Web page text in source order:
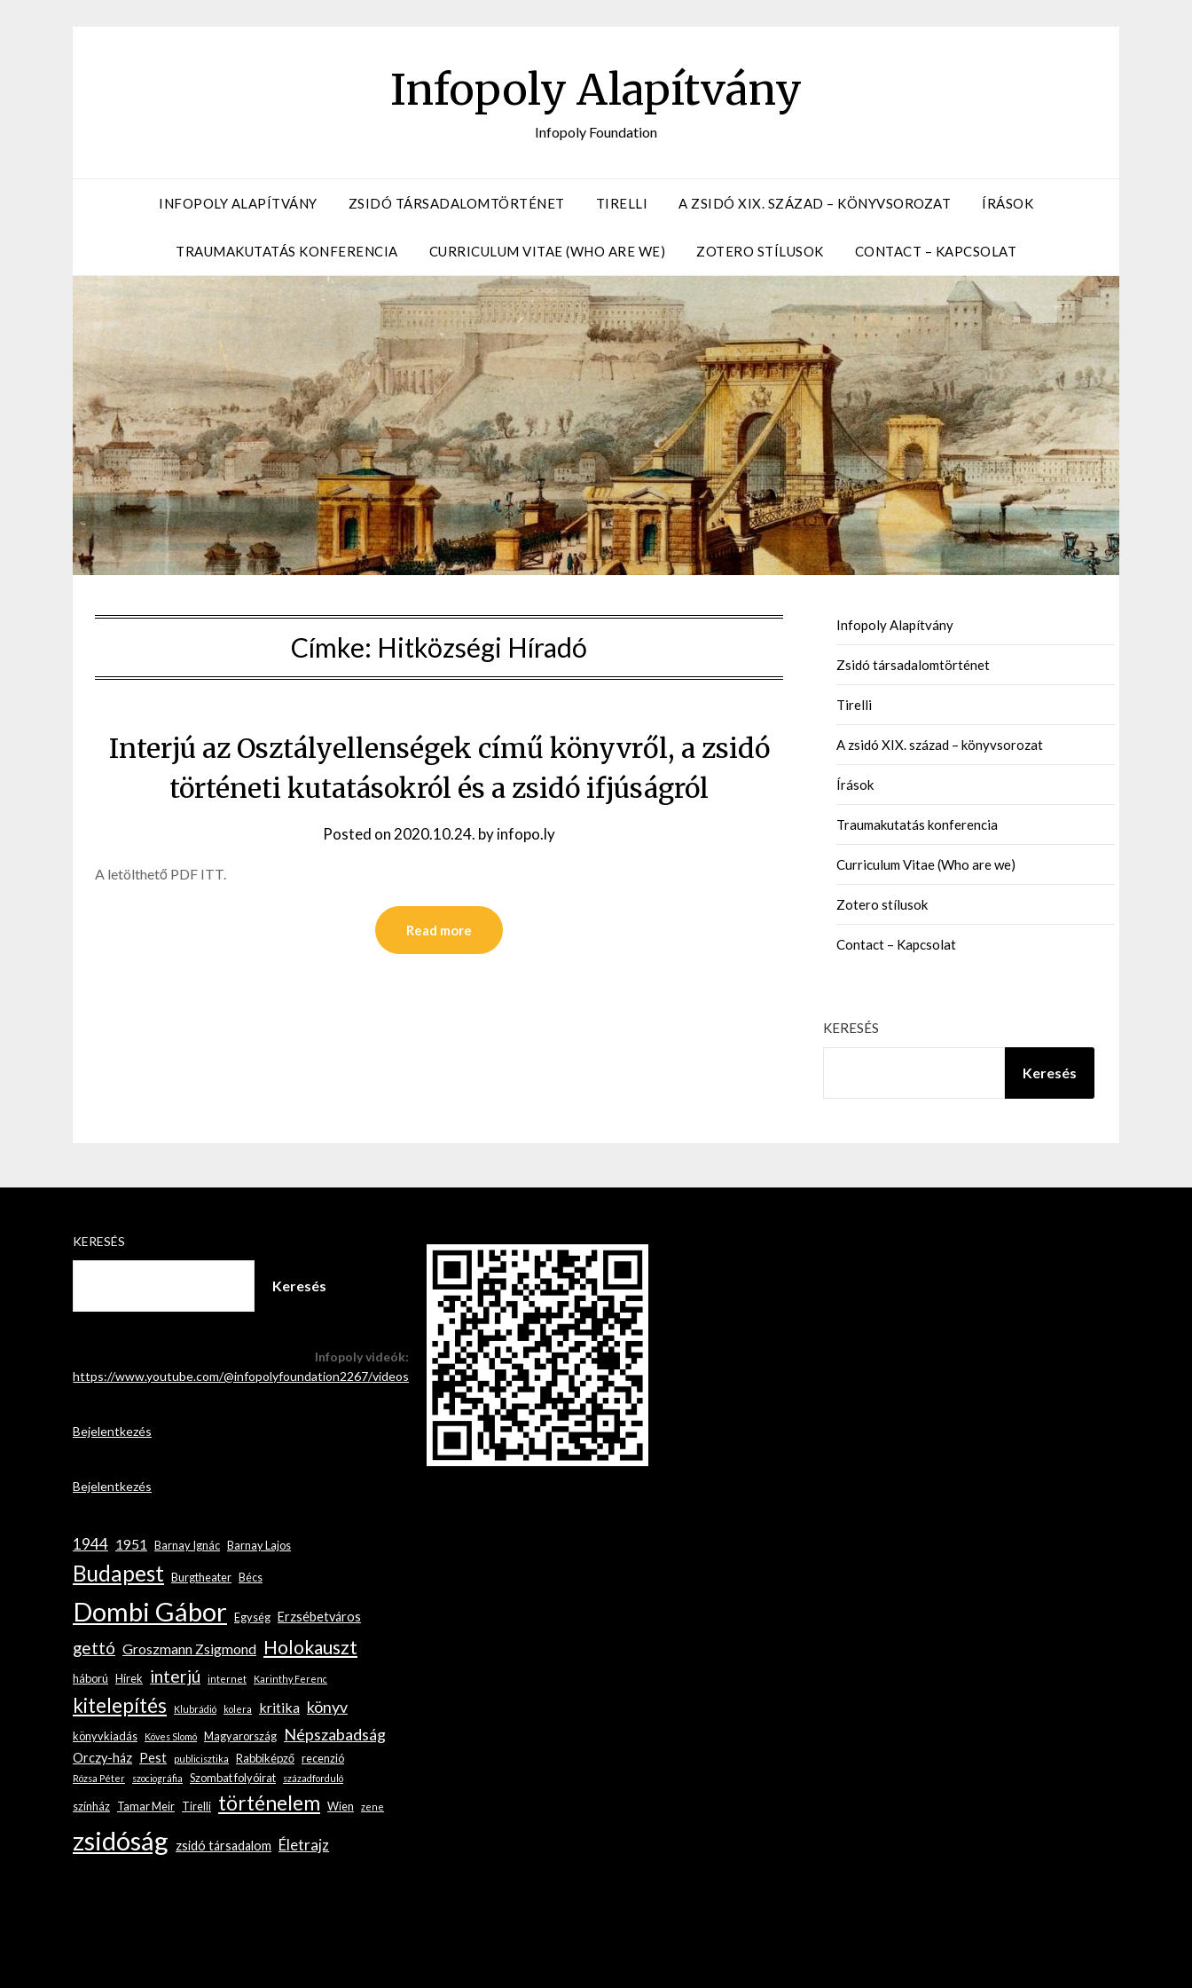
Infopoly Alapítvány
Infopoly Foundation
INFOPOLY ALAPÍTVÁNY ZSIDÓ TÁRSADALOMTÖRTÉNET TIRELLI A ZSIDÓ XIX. SZÁZAD – KÖNYVSOROZAT ÍRÁSOK
TRAUMAKUTATÁS KONFERENCIA CURRICULUM VITAE (WHO ARE WE) ZOTERO STÍLUSOK CONTACT – KAPCSOLAT
Címke: Hitközségi Híradó
Interjú az Osztályellenségek című könyvről, a zsidó
történeti kutatásokról és a zsidó ifjúságról
Posted on 2020.10.24. byinfopo.ly
A letölthető PDF ITT.
Read more
Infopoly Alapítvány
Zsidó társadalomtörténet
Tirelli
A zsidó XIX. század – könyvsorozat
Írások
Traumakutatás konferencia
Curriculum Vitae (Who are we)
Zotero stílusok
Contact – Kapcsolat
KERESÉS
Keresés
KERESÉS
Keresés
Infopoly videók:
https://www.youtube.com/@infopolyfoundation2267/videos
Bejelentkezés
Bejelentkezés
1944 1951 Barnay Ignác Barnay Lajos
Budapest Burgtheater Bécs
Dombi Gábor Egység Erzsébetváros
gettó Groszmann Zsigmond Holokauszt
háború Hírek interjú internet Karinthy Ferenc
kitelepítés Klubrádió kolera kritika könyv
könyvkiadás Köves Slomó Magyarország Népszabadság
Orczy-ház Pest publicisztika Rabbiképző recenzió
Rózsa Péter szociográfia Szombat folyóirat századforduló
színház Tamar Meir Tirelli történelem Wien zene
zsidóság zsidó társadalom Életrajz